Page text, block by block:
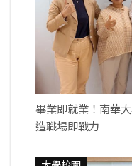
畢業即就業！南華
造職場即戰力